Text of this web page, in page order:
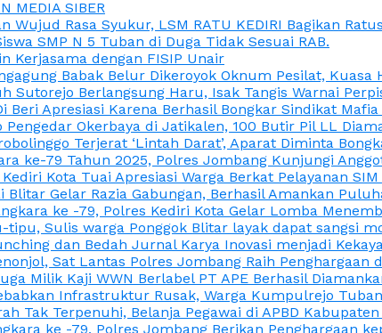
MEDIA SIBER
Wujud Rasa Syukur, LSM RATU KEDIRI Bagikan
SMP N 5 Tuban di Duga Tidak Sesuai RAB.
Kerjasama dengan FISIP Unair
Babak Belur Dikeroyok Oknum Pesilat,
Sutorejo Berlangsung Haru, Isak Tangis Warnai
Beri Apresiasi Karena Berhasil Bongkar Sindikat
Pengedar Okerbaya di Jatikalen, 100 Butir Pil LL
Terjerat ‘Lintah Darat’, Aparat Diminta
ke-79 Tahun 2025, Polres Jombang Kunjungi
Kota Tuai Apresiasi Warga Berkat Pelayanan
Blitar Gelar Razia Gabungan, Berhasil Amankan
ke -79, Polres Kediri Kota Gelar Lomba
Sulis warga Ponggok Blitar layak dapat sangsi
dan Bedah Jurnal Karya Inovasi menjadi
Sat Lantas Polres Jombang Raih Penghargaan
Milik Kaji WWN Berlabel PT APE Berhasil
Infrastruktur Rusak, Warga Kumpulrejo
Tak Terpenuhi, Belanja Pegawai di APBD
ke -79, Polres Jombang Berikan Penghargaan